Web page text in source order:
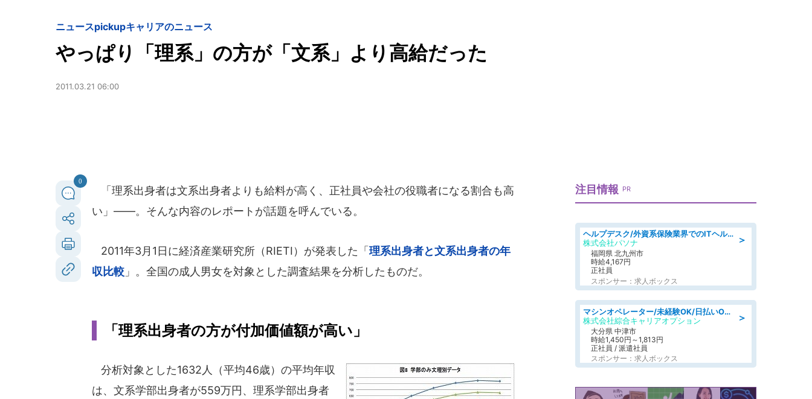
ニュースpickupキャリアのニュース
やっぱり「理系」の方が「文系」より高給だった
2011.03.21 06:00
0
「理系出身者は文系出身者よりも給料が高く、正社員や会社の役職者になる割合も高
い」――。そんな内容のレポートが話題を呼んでいる。
2011年3月1日に経済産業研究所（RIETI）が発表した「 理系出身者と文系出身者の年
収比較 」。全国の成人男女を対象とした調査結果を分析したものだ。
「理系出身者の方が付加価値額が高い」
分析対象とした1632人（平均46歳）の平均年収
は、文系学部出身者が559万円、理系学部出身者
注目情報 PR
＞
ヘルプデスク/外資系保険業界でのITヘルプデスク業務/駅近/即日勤務可/ヘルプデスク
株式会社パソナ
福岡県 北九州市
時給4,167円
正社員
スポンサー：求人ボックス
＞
マシンオペレーター/未経験OK/日払いOK/交替制/20・30・40代活躍中/製造 工場
株式会社綜合キャリアオプション
大分県 中津市
時給1,450円～1,813円
正社員 / 派遣社員
スポンサー：求人ボックス